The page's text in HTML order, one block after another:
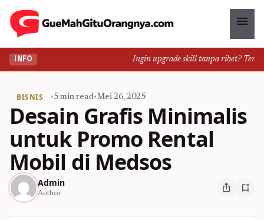
menu
INFO Ingin upgrade skill tanpa ribet?
BISNIS •5 min read•Mei 26, 2025
Desain Grafis Minimalis
untuk Promo Rental
Mobil di Medsos
Admin
Author ios_share bookmark_add